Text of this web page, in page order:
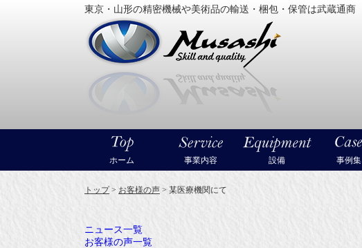
東京・山形の精密機械や美術品の輸送・梱包・保管は武蔵通商
ホーム 事業内容 設備 事例集
トップ> お客様の声 > 某医療機関にて
ニュース一覧
お客様の声一覧